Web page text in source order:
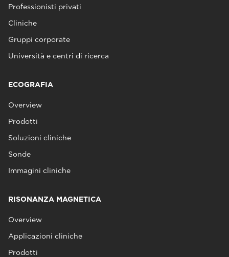
Professionisti privati
Cliniche
Gruppi corporate
Università e centri di ricerca
ECOGRAFIA
Overview
Prodotti
Soluzioni cliniche
Sonde
Immagini cliniche
RISONANZA MAGNETICA
Overview
Applicazioni cliniche
Prodotti